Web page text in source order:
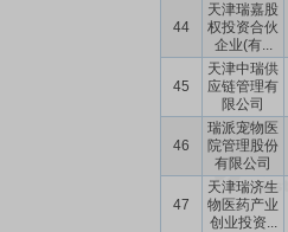
44
天津瑞嘉股
权投资合伙
企业(有...
45
天津中瑞供
应链管理有
限公司
46
瑞派宠物医
院管理股份
有限公司
47
天津瑞济生
物医药产业
创业投资...